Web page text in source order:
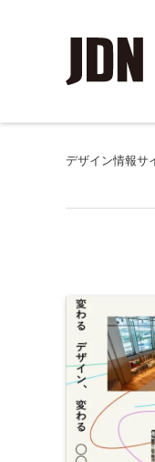
デザイン情報サ